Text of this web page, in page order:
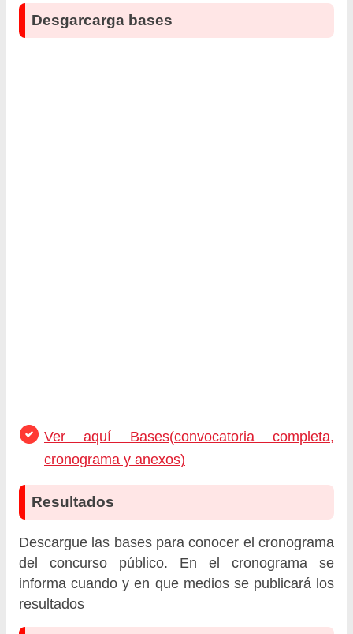
Desgarcarga bases
Ver aquí Bases(convocatoria completa,
cronograma y anexos)
Resultados
Descargue las bases para conocer el cronograma
del concurso público. En el cronograma se
informa cuando y en que medios se publicará los
resultados